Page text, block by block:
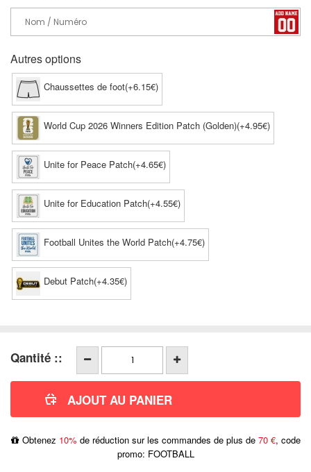
Autres options
Chaussettes de foot(+6.15€)
World Cup 2026 Winners Edition Patch (Golden)(+4.95€)
Unite for Peace Patch(+4.65€)
Unite for Education Patch(+4.55€)
Football Unites the World Patch(+4.75€)
Debut Patch(+4.35€)
Qantité ::
Obtenez 10% de réduction sur les commandes de plus de 70 €, code
promo: FOOTBALL